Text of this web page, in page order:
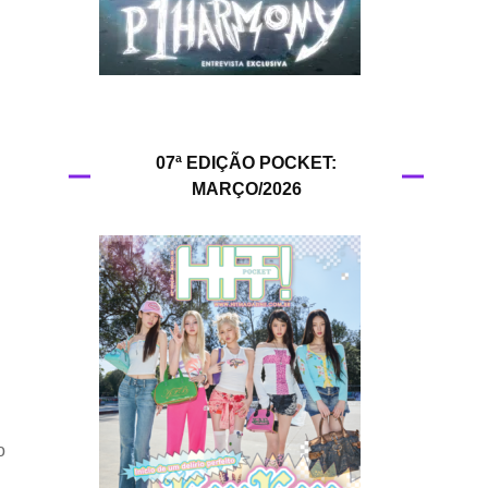
HIT!Queer
HIT!Vem aí
Panfletando
07ª EDIÇÃO POCKET:
MARÇO/2026